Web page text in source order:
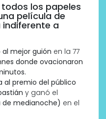
los papeles
película de
a
mejor guión en la 77
donde ovacionaron
al premio del público
y ganó el
de medianoche) en el